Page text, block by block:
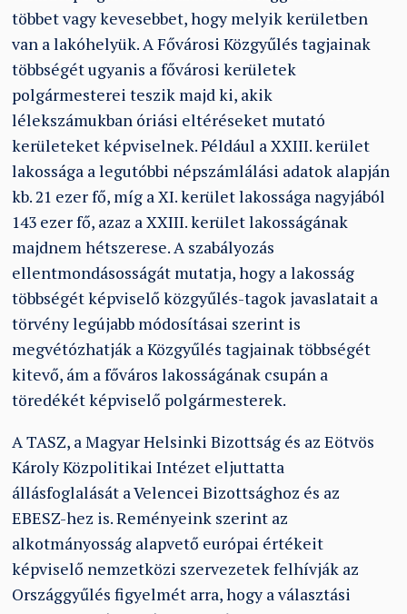
többet vagy kevesebbet, hogy melyik kerületben
van a lakóhelyük. A Fővárosi Közgyűlés tagjainak
többségét ugyanis a fővárosi kerületek
polgármesterei teszik majd ki, akik
lélekszámukban óriási eltéréseket mutató
kerületeket képviselnek. Például a XXIII. kerület
lakossága a legutóbbi népszámlálási adatok alapján
kb. 21 ezer fő, míg a XI. kerület lakossága nagyjából
143 ezer fő, azaz a XXIII. kerület lakosságának
majdnem hétszerese. A szabályozás
ellentmondásosságát mutatja, hogy a lakosság
többségét képviselő közgyűlés-tagok javaslatait a
törvény legújabb módosításai szerint is
megvétózhatják a Közgyűlés tagjainak többségét
kitevő, ám a főváros lakosságának csupán a
töredékét képviselő polgármesterek.
A TASZ, a Magyar Helsinki Bizottság és az Eötvös
Károly Közpolitikai Intézet eljuttatta
állásfoglalását a Velencei Bizottsághoz és az
EBESZ-hez is. Reményeink szerint az
alkotmányosság alapvető európai értékeit
képviselő nemzetközi szervezetek felhívják az
Országgyűlés figyelmét arra, hogy a választási